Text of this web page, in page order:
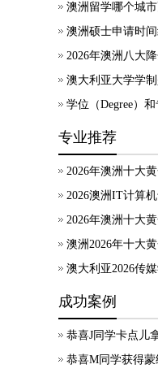
澳洲留学哪个城
澳洲硕士申请时
2026年澳洲八大
澳大利亚大学学
专业推荐
2026年澳洲十大
2026年澳洲十大
澳洲2026年十大
成功案例
恭喜J同学卡点儿